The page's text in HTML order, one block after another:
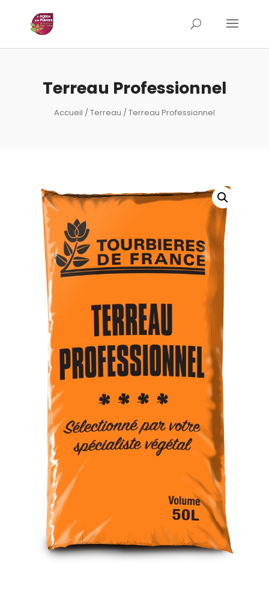
Terreau Professionnel
Accueil /Terreau / Terreau Professionnel